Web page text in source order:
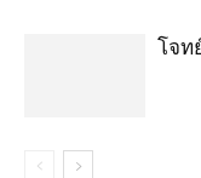
โจท